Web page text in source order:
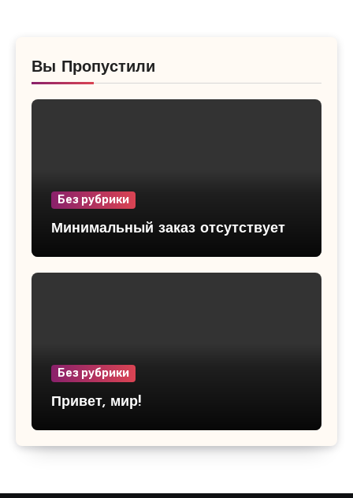
Вы Пропустили
Без рубрики
Минимальный заказ отсутствует
Без рубрики
Привет, мир!